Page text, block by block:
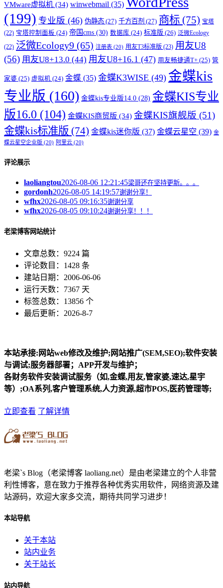
VMware虚拟机 (34) winwebmail (35)
(199) 专业版 (46) 伪静态 (27) 千方百剂 (27) 商标 (75) 宝塔
(22) 宝塔控制面板 (24) 帝国cms (30) 数据库 (24) 标准版 (26) 泛微Ecology
(22) 泛微Ecology9 (65) 注册表 (20) 用友T3标准版 (23) 用友U8
(56) 用友U8+13.0 (44) 用友U8+16.1 (47) 用友畅捷通T+ (25) 管
家婆 (25) 虚拟机 (24) 金蝶 (35) 金蝶K3WISE (49) 金蝶kis
专业版 (160) 金蝶kis专业版14.0 (28) 金蝶KIS专业
版16.0 (104) 金蝶KIS商贸版 (34) 金蝶KIS旗舰版 (51)
金蝶kis标准版 (74) 金蝶kis迷你版 (37) 金蝶云星空 (39) 金
蝶云星空企业版 (20) 阿里云 (20)
评论展示
laoliangtou2026-08-06 12:21:45梁哥还在坚持更新。。。
gordonh2026-08-05 14:19:57谢谢分享！
wfhx2026-08-05 09:16:35谢谢分享
wfhx2026-08-05 09:10:24谢谢分享！！！
老梁博客网站统计
文章总数：9224 篇
评论数目：1428 条
建站日期：2006-06-06
运行天数：7367 天
标签总数：13856 个
最后更新：2026-8-7
本站承接:网站web修改及维护;网站推广(SEM,SEO);软件安装
与调试;服务器部署；APP开发与维护；
各财务软件安装调试服务（如,金蝶,用友,管家婆,速达,星宇
等）;OA系列,客户管理系统,人力资源,超市POS,医药管理等;
立即查看 了解详情
老梁`s Blog（老梁博客 laoliang.net）是由老梁建立的个人非营
利性博客，意在致力于推荐各种优秀实用软件，网络资源及建
站源码，欢迎大家多交流，期待共同学习进步！
本站导航
关于本站
站内业务
关于站长
站内导航